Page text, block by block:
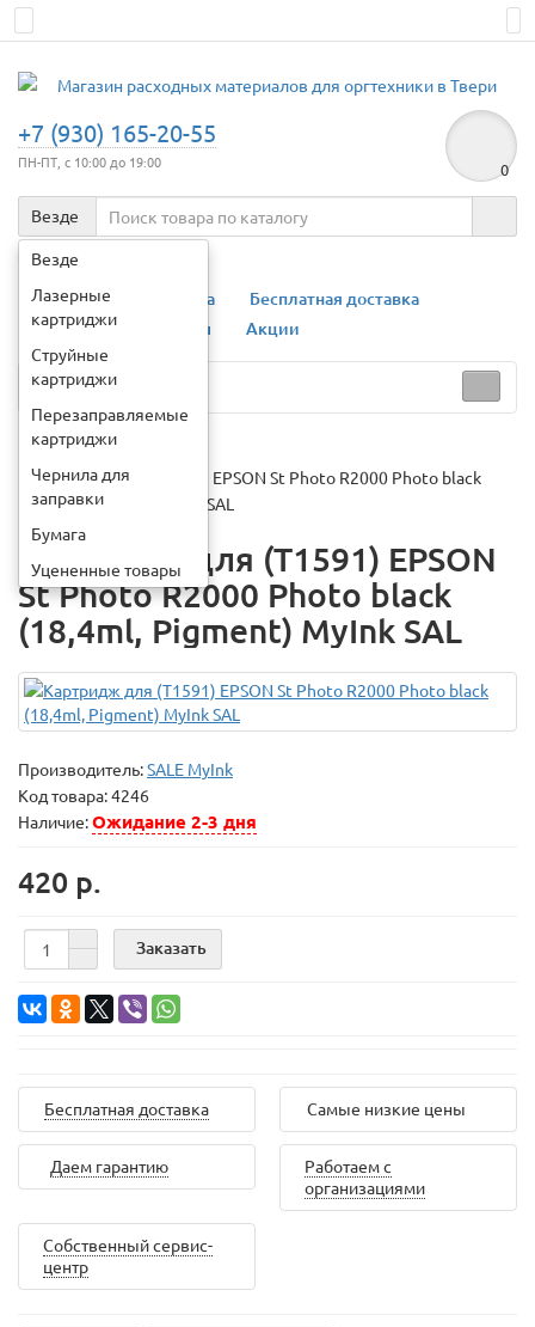
+7 (930) 165-20-55
ПН-ПТ, с 10:00 до 19:00 0
Везде
Везде
Лазерные
картриджи
Струйные
картриджи
Перезаправляемые
картриджи
Чернила для
заправки
Бумага
Уцененные товары
Например:
О компании Оплата
Бесплатная доставка
Гарантии
Контакты Акции
Каталог
Картридж для (T1591) EPSON St Photo R2000 Photo black
(18,4ml, Pigment) MyInk SAL
Картридж для (T1591) EPSON
St Photo R2000 Photo black
(18,4ml, Pigment) MyInk SAL
Производитель:SALE MyInk
Код товара:4246
Наличие:Ожидание 2-3 дня
420 р.
Заказать
Бесплатная доставка Самые низкие цены
Даем гарантию
Работаем с
организациями
Собственный сервис-
центр